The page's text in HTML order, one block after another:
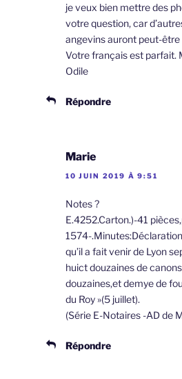
je veux bien mettre des
votre question, car
angevins auront peut-être
Votre français est parfait.
Odile
Répondre
Marie
10 JUIN 2019 À 9:51
Notes ?
E.4252.Carton.)-41
1574-
qu’il a fait venir de Lyon
huict douzaines de
douzaines,et demye de
du Roy »(5 juillet).
(Série E-Notaires -AD de
Répondre